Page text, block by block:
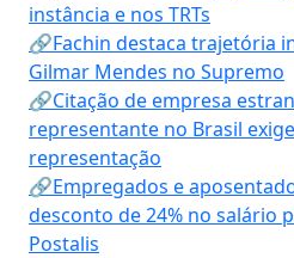
instância e nos TRTs
🔗Fachin destaca trajetória
Gilmar Mendes no Supremo
🔗Citação de empresa
representante no Brasil
representação
🔗Empregados e
desconto de 24% no salário
Postalis